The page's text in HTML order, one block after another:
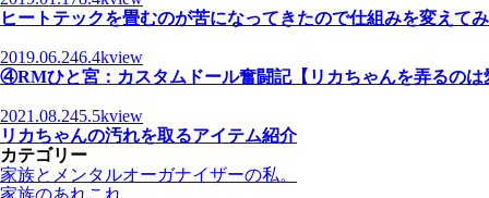
ヒートテックを畳むのが苦になってきたので仕組みを変えて
2019.06.246.4kview
④RMひと宮：カスタムドール奮闘記【リカちゃんを弄るのは
2021.08.245.5kview
リカちゃんの汚れを取るアイテム紹介
カテゴリー
家族とメンタルオーガナイザーの私。
家族のあれこれ